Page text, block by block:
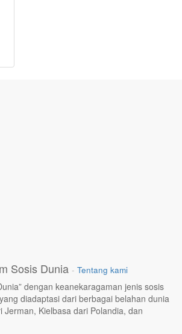
Sosis Dunia - Tentang kami
dengan keanekaragaman jenis sosis
diadaptasi dari berbagai belahan dunia
Jerman, Kielbasa dari Polandia, dan